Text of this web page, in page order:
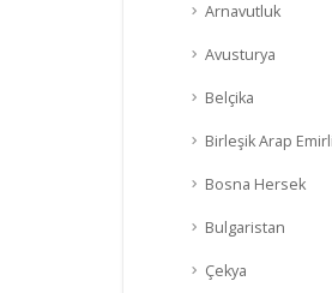
Arnavutluk
Avusturya
Belçika
Birleşik Arap
Bosna Hersek
Bulgaristan
Çekya